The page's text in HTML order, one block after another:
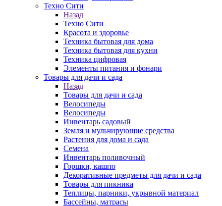
Техно Сити
Назад
Техно Сити
Красота и здоровье
Техника бытовая для дома
Техника бытовая для кухни
Техника цифровая
Элементы питания и фонари
Товары для дачи и сада
Назад
Товары для дачи и сада
Велосипеды
Велосипеды
Инвентарь садовый
Земля и мульчирующие средства
Растения для дома и сада
Семена
Инвентарь поливочный
Горшки, кашпо
Декоративные предметы для дачи и сада
Товары для пикника
Теплицы, парники, укрывной материал
Бассейны, матрасы